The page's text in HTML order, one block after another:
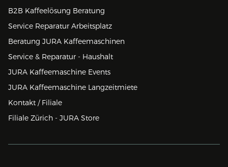
B2B Kaffeelösung Beratung
Service Reparatur Arbeitsplatz
Beratung JURA Kaffeemaschinen
Service & Reparatur - Haushalt
JURA Kaffeemaschine Events
JURA Kaffeemaschine Langzeitmiete
Kontakt / Filiale
Filiale Zürich - JURA Store